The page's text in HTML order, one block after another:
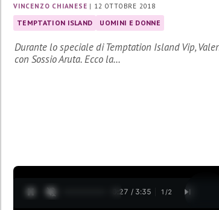
VINCENZO CHIANESE | 12 OTTOBRE 2018
TEMPTATION ISLAND UOMINI E DONNE
Durante lo speciale di Temptation Island Vip,
con Sossio Aruta. Ecco la…
0:28 / 3:35 1 /2